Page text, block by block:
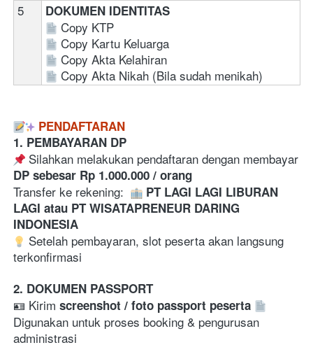
5 DOKUMEN IDENTITAS
Copy KTP
Copy Kartu Keluarga
Copy Akta Kelahiran
Copy Akta Nikah (Bila sudah menikah)
PENDAFTARAN
1. PEMBAYARAN DP
DP sebesar Rp 1.000.000 / orang
Transfer ke rekening:
PT LAGI LAGI LIBURAN
LAGI atau PT WISATAPRENEUR DARING
INDONESIA
Setelah pembayaran, slot peserta akan langsung
terkonfirmasi
2. DOKUMEN PASSPORT
🪪 Kirim screenshot / foto passport peserta
Digunakan untuk proses booking & pengurusan
administrasi